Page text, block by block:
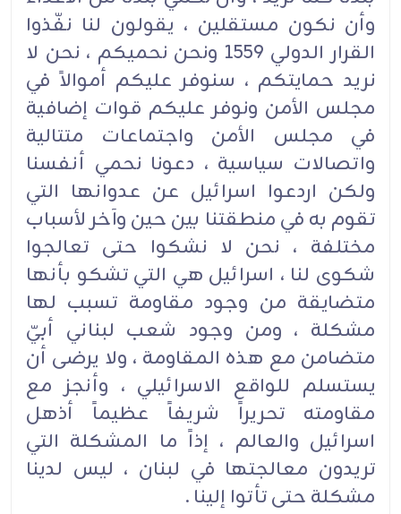
وأن نكون مستقلين ، يقولون لنا نفّذوا
القرار الدولي 1559 ونحن نحميكم ، نحن لا
نريد حمايتكم ، سنوفر عليكم أموالاً في
مجلس الأمن ونوفر عليكم قوات إضافية
في مجلس الأمن واجتماعات متتالية
واتصالات سياسية ، دعونا نحمي أنفسنا
ولكن اردعوا اسرائيل عن عدوانها التي
تقوم به في منطقتنا بين حين وآخر لأسباب
مختلفة ، نحن لا نشكوا حتى تعالجوا
شكوى لنا ، اسرائيل هي التي تشكو بأنها
متضايقة من وجود مقاومة تسبب لها
مشكلة ، ومن وجود شعب لبناني أبيّ
متضامن مع هذه المقاومة ، ولا يرضى أن
يستسلم للواقع الاسرائيلي ، وأنجز مع
مقاومته تحريراً شريفاً عظيماً أذهل
اسرائيل والعالم ، إذاً ما المشكلة التي
تريدون معالجتها في لبنان ، ليس لدينا
مشكلة حتى تأتوا إلينا .